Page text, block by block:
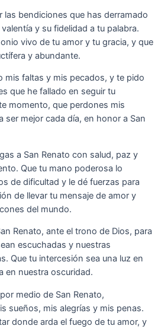
las bendiciones que has derramado
y su fidelidad a tu palabra.
vivo de tu amor y tu gracia, y que
y abundante.
mis faltas y mis pecados, y te pido
que he fallado en seguir tu
momento, que perdones mis
ser mejor cada día, en honor a San
a San Renato con salud, paz y
Que tu mano poderosa lo
de dificultad y le dé fuerzas para
de llevar tu mensaje de amor y
del mundo.
Renato, ante el trono de Dios, para
escuchadas y nuestras
Que tu intercesión sea una luz en
en nuestra oscuridad.
medio de San Renato,
sueños, mis alegrías y mis penas.
donde arda el fuego de tu amor, y